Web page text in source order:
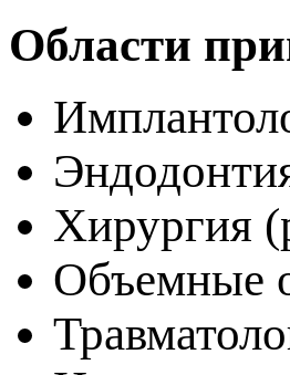
Области
Хирургия
Объемные